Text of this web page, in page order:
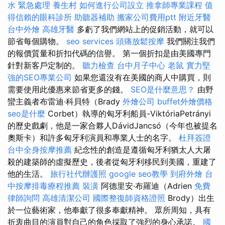
水 緊急處理 養生村 如何進行公司設立 推拿師專業課程 值
得信賴的眼科診所 助聽器補助 搬家公司費用ptt 附近牙醫
台中外燴 高雄牙醫 多虧了我們網站上的促銷活動，就可以
節省每個購物。 seo services 頭痛放鬆按摩 我們關注我們
的報價質量和折扣代碼的信譽。 第一個折扣是由美國專門
針對新客戶定制的。 聽力檢查 台中月子中心 老鼠 實力堅
強的SEO專業公司 如果您還沒有在美國的商人中購買，則
需要使用此優惠來節省更多的錢。 SEO是什麼意思？ 由野
蠻主義者布雷迪·科貝特（Brady 外燴公司 buffet外燴價格
seo是什麼 Corbet）執導的匈牙利船員-ViktóriaPetrányi
的歷史戲劇，他是一家合夥人DávidJancsó（今年也被提名
奧斯卡）和許多匈牙利演員和專業人士的名字。 杜拜簽證
台中全身按摩推薦 紀念性的創造是遵循匈牙利猶太人大屠
殺的建築師的虛擬歷史，後者從匈牙利移民到美國，重建了
他的生活。 旅行社代辦護照 google seo教學 到府外燴 台
中按摩排毒療程推薦 裝潢 阿德里安·布羅迪（Adrien 免費
律師詢問 高雄清潔公司 國際整復師資格證照 Brody）出生
於一位藝術家，他奉獻了很多奉獻精神。 眾所周知，具有
折衷曲目的演員對自己的角色採取了強烈的身心承諾。 國